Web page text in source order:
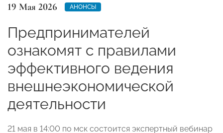
19 Мая 2026 АНОНСЫ
Предпринимателей
ознакомят с правилами
эффективного ведения
внешнеэкономической
деятельности
21 мая в 14:00 по мск состоится экспертный вебинар